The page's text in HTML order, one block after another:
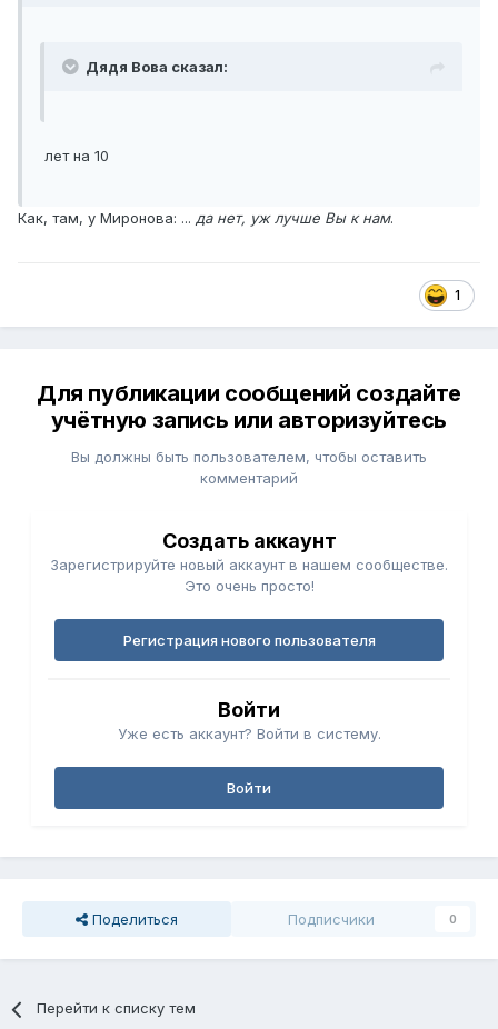
Дядя Вова сказал:
лет на 10
Как, там, у Миронова: ... да нет, уж лучше Вы к нам.
1
Для публикации сообщений создайте
учётную запись или авторизуйтесь
Вы должны быть пользователем, чтобы оставить
комментарий
Создать аккаунт
Зарегистрируйте новый аккаунт в нашем сообществе.
Это очень просто!
Регистрация нового пользователя
Войти
Уже есть аккаунт? Войти в систему.
Войти
Поделиться Подписчики 0
Перейти к списку тем